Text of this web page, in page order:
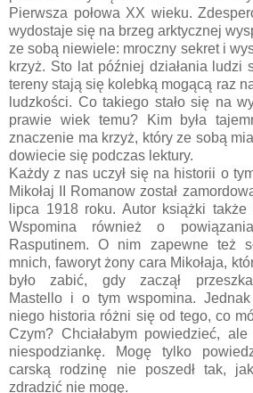
Pierwsza połowa XX wieku.
wydostaje się na brzeg arktycznej
ze sobą niewiele: mroczny sekret i
krzyż. Sto lat później działania ludzi
tereny stają się kolebką mogącą raz
ludzkości. Co takiego stało się na
prawie wiek temu? Kim była
znaczenie ma krzyż, który ze sobą
dowiecie się podczas lektury.
Każdy z nas uczył się na historii o
Mikołaj II Romanow został
lipca 1918 roku. Autor książki
Wspomina również o
Rasputinem. O nim zapewne też
mnich, faworyt żony cara Mikołaja,
było zabić, gdy zaczął
Mastello i o tym wspomina.
niego historia różni się od tego, co
Czym? Chciałabym powiedzieć,
niespodziankę. Mogę tylko
carską rodzinę nie poszedł tak,
zdradzić nie mogę.